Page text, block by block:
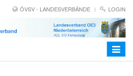
ÖVSV - LANDESVERBÄNDE LOGIN
Toggle